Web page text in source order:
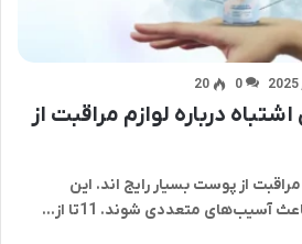
0
20
اشتباه درباره لوازم مراقبت از
مراقبت از پوست بسیار رایج اند. این
آسیب‌های متعددی شوند. 11تا از…